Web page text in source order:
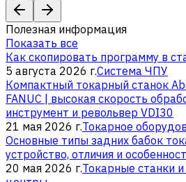
Полезная информация
Показать все
Как скопировать программу в
5 августа 2026 г.Система ЧПУ
Компактный токарный станок
FANUC | высокая скорость
инструмент и револьвер VDI30
21 мая 2026 г.Токарное
Основные типы задних бабок
устройство, отличия и
20 мая 2026 г.Токарные станки